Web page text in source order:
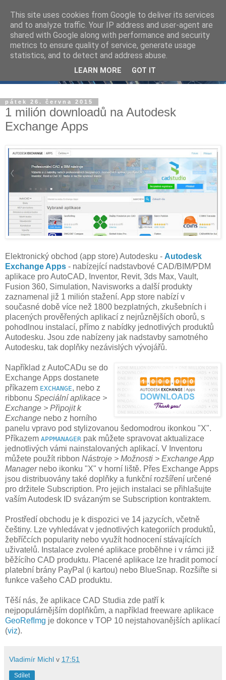
pátek 26. června 2015
1 milión downloadů na Autodesk
Exchange Apps
Elektronický obchod (app store) Autodesku - Autodesk
Exchange Apps - nabízející nadstavbové CAD/BIM/PDM
aplikace pro AutoCAD, Inventor, Revit, 3ds Max, Vault,
Fusion 360, Simulation, Navisworks a další produkty
zaznamenal již 1 milión stažení. App store nabízí v
současné době více než 1800 bezplatných, zkušebních i
placených prověřených aplikací z nejrůznějších oborů, s
pohodlnou instalací, přímo z nabídky jednotlivých produktů
Autodesku. Jsou zde nabízeny jak nadstavby samotného
Autodesku, tak doplňky nezávislých vývojářů.
Například z AutoCADu se do
Exchange Apps dostanete
příkazem EXCHANGE, nebo z
ribbonu Speciální aplikace >
Exchange > Připojit k
Exchange nebo z horního
panelu vpravo pod stylizovanou šedomodrou ikonkou "X".
Příkazem APPMANAGER pak můžete spravovat aktualizace
jednotlivých vámi nainstalovaných aplikací. V Inventoru
můžete použít ribbon Nástroje > Možnosti > Exchange App
Managernebo ikonku "X" v horní liště. Přes Exchange Apps
jsou distribuovány také doplňky a funkční rozšíření určené
pro držitele Subscription. Pro jejich instalaci se přihlašujte
vaším Autodesk ID svázaným se Subscription kontraktem.
Prostředí obchodu je k dispozici ve 14 jazycích, včetně
češtiny. Lze vyhledávat v jednotlivých kategoriích produktů,
žebříčcích popularity nebo využít hodnocení stávajících
uživatelů. Instalace zvolené aplikace proběhne i v rámci již
běžícího CAD produktu. Placené aplikace lze hradit pomocí
platební brány PayPal (i kartou) nebo BlueSnap. Rozšiřte si
funkce vašeho CAD produktu.
Těší nás, že aplikace CAD Studia zde patří k
nejpopulárnějším doplňkům, a například freeware aplikace
GeoRefImg je dokonce v TOP 10 nejstahovanějších aplikací
(viz).
Vladimír Michl v 17:51
Sdílet
This site uses cookies from Google to deliver its services
and to analyze traffic. Your IP address and user-agent are
shared with Google along with performance and security
metrics to ensure quality of service, generate usage
statistics, and to detect and address abuse.
LEARN MORE GOT IT